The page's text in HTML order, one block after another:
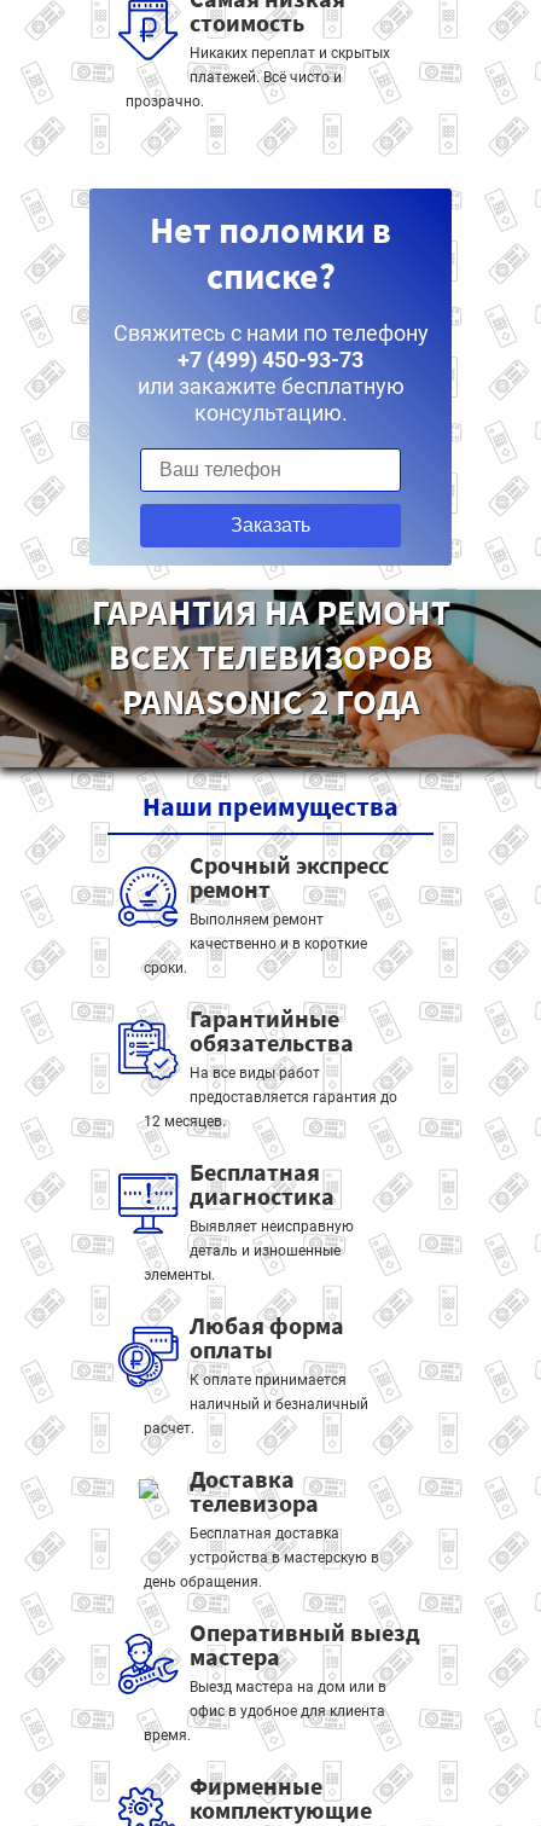
стоимость
Никаких переплат и скрытых
платежей. Всё чисто и
прозрачно.
Нет поломки в
списке?
Свяжитесь с нами по телефону
+7 (499) 450-93-73
или закажите бесплатную
консультацию.
Заказать
ГАРАНТИЯ НА РЕМОНТ
ВСЕХ ТЕЛЕВИЗОРОВ
PANASONIC 2 ГОДА
Наши преимущества
Срочный экспресс
ремонт
Выполняем ремонт
качественно и в короткие
сроки.
Гарантийные
обязательства
На все виды работ
предоставляется гарантия до
12 месяцев.
Бесплатная
диагностика
Выявляет неисправную
деталь и изношенные
элементы.
Любая форма
оплаты
К оплате принимается
наличный и безналичный
расчет.
Доставка
телевизора
Бесплатная доставка
устройства в мастерскую в
день обращения.
Оперативный выезд
мастера
Выезд мастера на дом или в
офис в удобное для клиента
время.
Фирменные
комплектующие